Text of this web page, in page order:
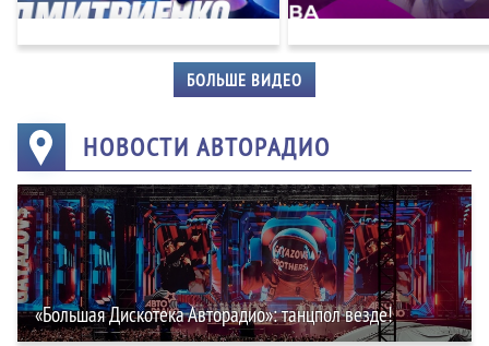
БОЛЬШЕ ВИДЕО
НОВОСТИ АВТОРАДИО
«Большая Дискотека Авторадио»: танцпол везде!